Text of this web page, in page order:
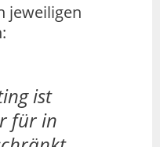
jeweiligen
ist
für in